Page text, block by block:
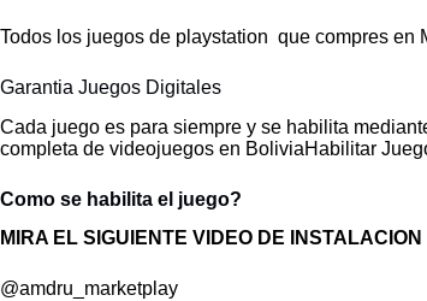
Todos los juegos de playstation que compres en
Garantia Juegos Digitales
Cada juego es para siempre y se habilita
completa de videojuegos en BoliviaHabilitar
Como se habilita el juego?
MIRA EL SIGUIENTE VIDEO DE
@amdru_marketplay